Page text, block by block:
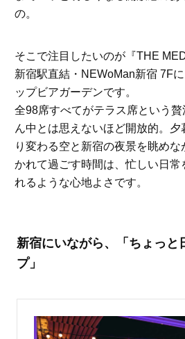
の。
そこで注目したいのが『THE
新宿駅直結・ NEWoMan新宿 7F
ップビアガーデンです。
全98席すべてがテラス席という
ん中とは思えないほど開放的。
り変わる空と新宿の夜景を眺め
かれて過ごす時間は、忙しい日常
れるような心地よさです。
新宿にいながら、「ちょっと
プ」